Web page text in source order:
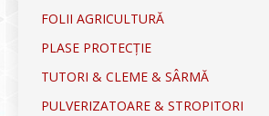
FOLII AGRICULTURĂ
PLASE PROTECȚIE
TUTORI & CLEME & SÂRMĂ
PULVERIZATOARE & STROPITORI